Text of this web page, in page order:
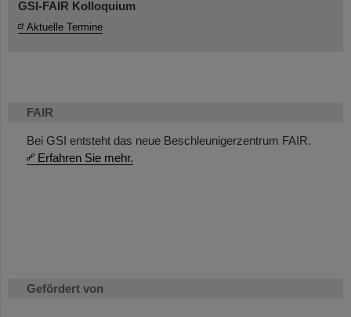
FAIR
Bei GSI entsteht das neue Beschleunigerzentrum FAIR.
Erfahren Sie mehr.
Gefördert von
GSI-FAIR Kolloquium
Aktuelle Termine